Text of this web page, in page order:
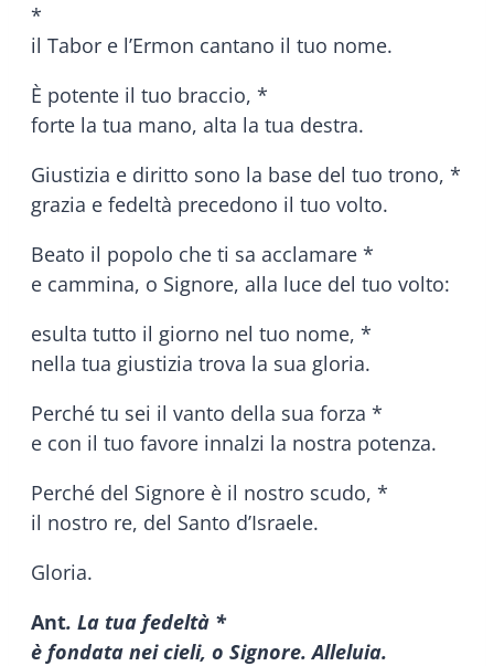
*
il Tabor e l’Ermon cantano il tuo nome.
È potente il tuo braccio, *
forte la tua mano, alta la tua destra.
Giustizia e diritto sono la base del tuo trono, *
grazia e fedeltà precedono il tuo volto.
Beato il popolo che ti sa acclamare *
e cammina, o Signore, alla luce del tuo volto:
esulta tutto il giorno nel tuo nome, *
nella tua giustizia trova la sua gloria.
Perché tu sei il vanto della sua forza *
e con il tuo favore innalzi la nostra potenza.
Perché del Signore è il nostro scudo, *
il nostro re, del Santo d’Israele.
Gloria.
Ant. La tua fedeltà *
è fondata nei cieli, o Signore. Alleluia.